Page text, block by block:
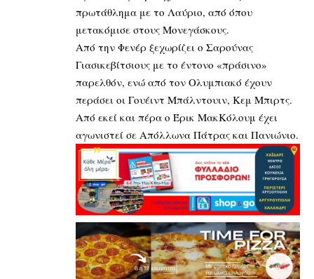
πρωτάθλημα με το Λαύριο, από όπου
μετακόμισε στους Μονεγάσκους.
Από την Φενέρ ξεχωρίζει ο Σαρούνας
Γιασικεβίτσιους με το έντονο «πράσινο»
παρελθόν, ενώ από τον Ολυμπιακό έχουν
περάσει οι Γουέιντ Μπάλντουιν, Κεμ Μπιρτς.
Από εκεί και πέρα ο Έρικ ΜακΚόλουμ έχει
αγωνιστεί σε Απόλλωνα Πάτρας και Πανιώνιο.